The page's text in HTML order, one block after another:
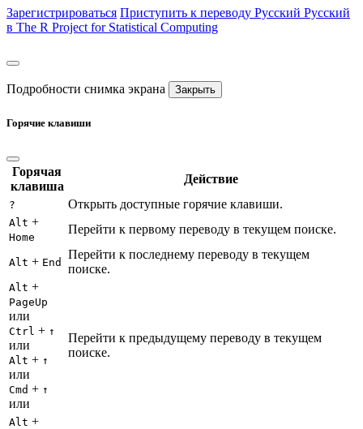
Зарегистрироваться Приступить к переводу Русский Русский
в The R Project for Statistical Computing
Подробности снимка экрана Закрыть
Горячие клавиши
Горячая
клавиша
Действие
? Открыть доступные горячие клавиши.
Alt +
Home
Перейти к первому переводу в текущем поиске.
Alt + End
Перейти к последнему переводу в текущем
поиске.
Alt +
PageUp
или
Ctrl + ↑
или
Alt + ↑
или
Cmd + ↑
или
Перейти к предыдущему переводу в текущем
поиске.
Alt +